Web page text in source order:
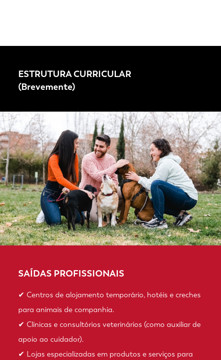
ESTRUTURA CURRICULAR
(Brevemente)
SAÍDAS PROFISSIONAIS
✔ Centros de alojamento temporário, hotéis e creches
para animais de companhia.
✔ Clínicas e consultórios veterinários (como auxiliar de
apoio ao cuidador).
✔ Lojas especializadas em produtos e serviços para